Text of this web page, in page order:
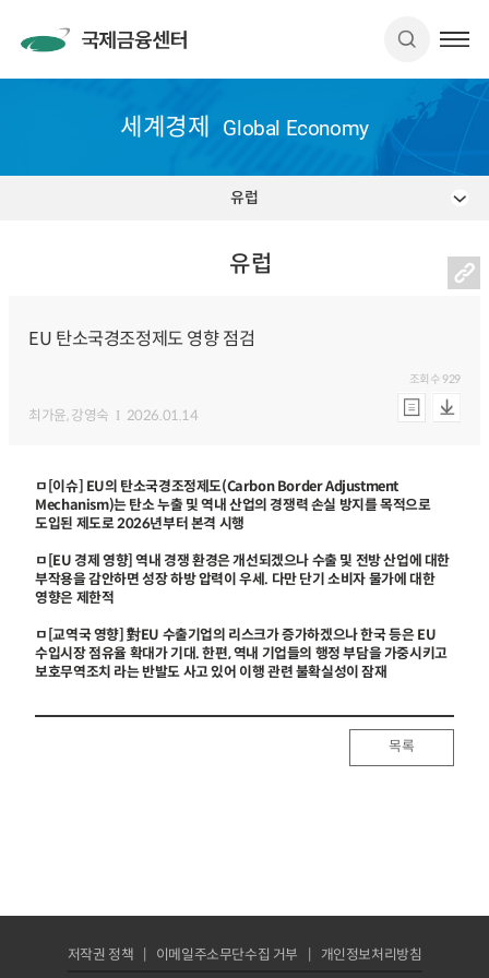
세계경제 Global Economy
유럽
유럽
EU 탄소국경조정제도 영향 점검
최가윤, 강영숙 2026.01.14
조회수929
ㅁ[이슈] EU의 탄소국경조정제도(Carbon Border Adjustment
Mechanism)는 탄소 누출 및 역내 산업의 경쟁력 손실 방지를 목적으로
도입된 제도로 2026년부터 본격 시행
ㅁ[EU 경제 영향] 역내 경쟁 환경은 개선되겠으나 수출 및 전방 산업에 대한
부작용을 감안하면 성장 하방 압력이 우세. 다만 단기 소비자 물가에 대한
영향은 제한적
ㅁ[교역국 영향] 對EU 수출기업의 리스크가 증가하겠으나 한국 등은 EU
수입시장 점유율 확대가 기대. 한편, 역내 기업들의 행정 부담을 가중시키고
보호무역조치 라는 반발도 사고 있어 이행 관련 불확실성이 잠재
목록
저작권 정책 이메일주소무단수집 거부 개인정보처리방침